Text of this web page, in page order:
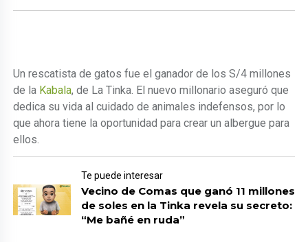
Un rescatista de gatos fue el ganador de los S/4 millones
de la Kabala, de La Tinka. El nuevo millonario aseguró que
dedica su vida al cuidado de animales indefensos, por lo
que ahora tiene la oportunidad para crear un albergue para
ellos.
Te puede interesar
Vecino de Comas que ganó 11 millones
de soles en la Tinka revela su secreto:
“Me bañé en ruda”